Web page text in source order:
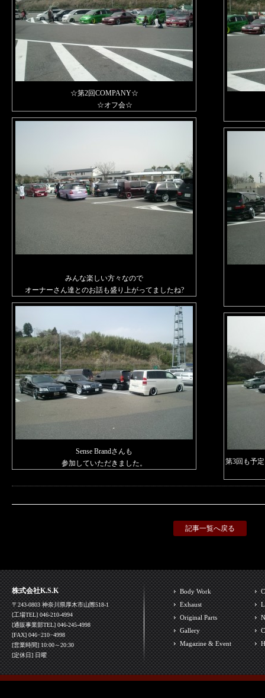
☆第2回COMPANY☆
☆オフ会☆
みんな楽しい方々なので
オーナーさん達とのお話も盛り上がってましたね?
Sense Brandさんも
参加していただきました。
第3回も予
記事一覧へ戻る
株式会社K.S.K
〒243-0803 神奈川県厚木市山際518-1
[工場TEL] 046-210-4994
[通販事業部TEL] 046-245-4998
[FAX] 046−210−4998
[営業時間] 10:00～20:30
[定休日] 日曜
Body Work
Exhaust
Original Parts
Gallery
Magazine & Event